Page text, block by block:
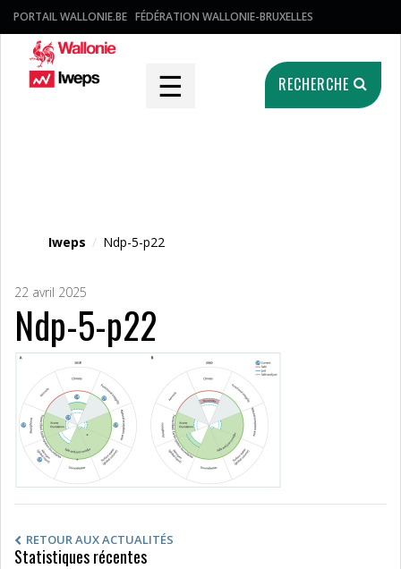
PORTAIL WALLONIE.BE FÉDÉRATION WALLONIE-BRUXELLES
☰ RECHERCHE
Iweps / Ndp-5-p22
22 avril 2025
Ndp-5-p22
RETOUR AUX ACTUALITÉS
Statistiques récentes